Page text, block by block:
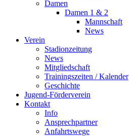
Damen
Damen 1 & 2
Mannschaft
News
Verein
Stadionzeitung
News
Mitgliedschaft
Trainingszeiten / Kalender
Geschichte
Jugend-Förderverein
Kontakt
Info
Ansprechpartner
Anfahrtswege